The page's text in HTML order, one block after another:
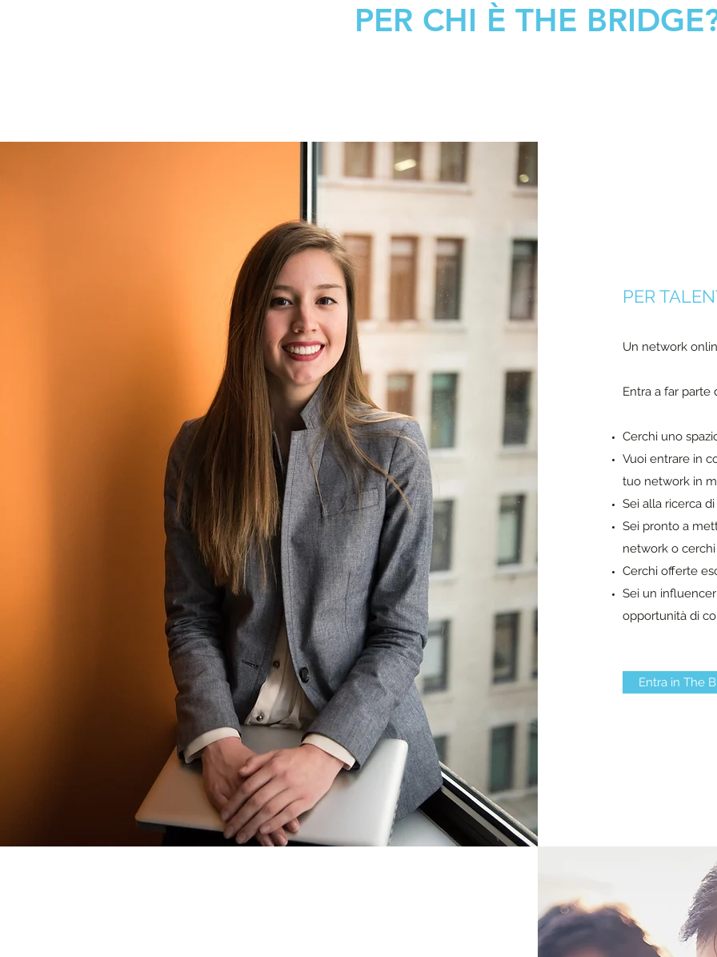
PER CHI È THE
PER
Un network
Entra a far parte
Cerchi uno
Vuoi entrare in
tuo network in
Sei alla ricerca
Sei pronto a
network o
Cerchi offerte
Sei un
opportunità di
Entra in The